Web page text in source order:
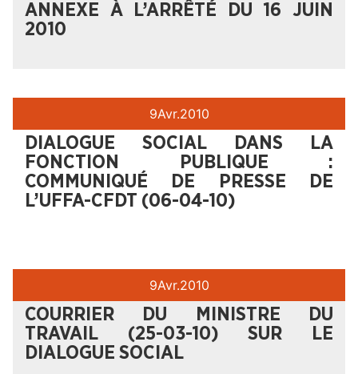
ANNEXE À L’ARRÊTÉ DU 16 JUIN
2010
9Avr.2010
DIALOGUE SOCIAL DANS LA
FONCTION PUBLIQUE :
COMMUNIQUÉ DE PRESSE DE
L’UFFA-CFDT (06-04-10)
9Avr.2010
COURRIER DU MINISTRE DU
TRAVAIL (25-03-10) SUR LE
DIALOGUE SOCIAL